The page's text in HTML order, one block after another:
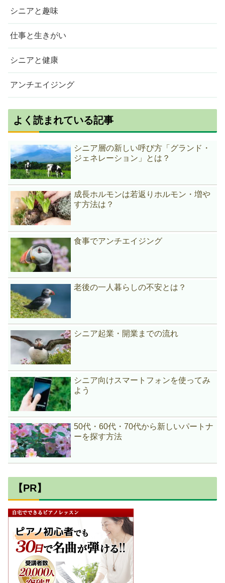
シニアと趣味
仕事と生きがい
シニアと健康
アンチエイジング
よく読まれている記事
シニア層の新しい呼び方「グランド・
ジェネレーション」とは？
成長ホルモンは若返りホルモン・増や
す方法は？
食事でアンチエイジング
老後の一人暮らしの不安とは？
シニア起業・開業までの流れ
シニア向けスマートフォンを使ってみ
よう
50代・60代・70代から新しいパートナ
ーを探す方法
【PR】